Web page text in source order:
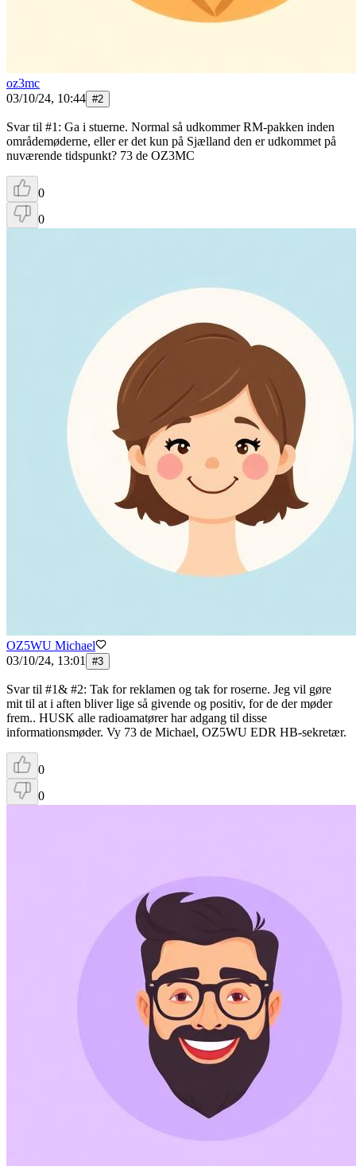
oz3mc
03/10/24, 10:44 #2
Svar til #1: Ga i stuerne. Normal så udkommer RM-pakken inden
områdemøderne, eller er det kun på Sjælland den er udkommet på
nuværende tidspunkt? 73 de OZ3MC
0
0
OZ5WU Michael
03/10/24, 13:01
#3
Svar til #1& #2: Tak for reklamen og tak for roserne. Jeg vil gøre
mit til at i aften bliver lige så givende og positiv, for de der møder
frem.. HUSK alle radioamatører har adgang til disse
informationsmøder. Vy 73 de Michael, OZ5WU EDR HB-sekretær.
0
0